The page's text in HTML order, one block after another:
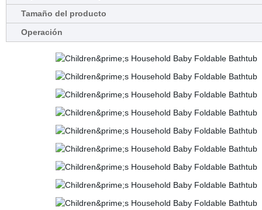
Tamaño del producto
Operación